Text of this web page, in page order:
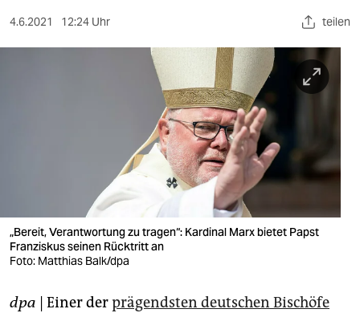
sport
veranstaltungen
shop
fragen & hilfe
4.6.2021 12:24 Uhr teilen
„Bereit, Verantwortung zu tragen“: Kardinal Marx bietet Papst
Franziskus seinen Rücktritt an
Foto: Matthias Balk/dpa
dpa | Einer derprägendsten deutschen Bischöfe